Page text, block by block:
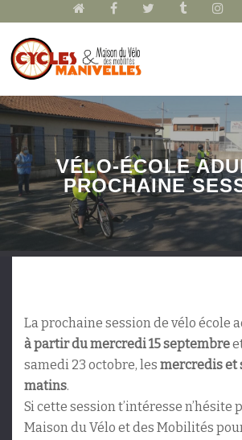
Aller
au
fa-
fa-
fa-
fa-
fa-
VÉLO-ÉCOLE
PROCHAINE
La prochaine session de vélo école
à partir du mercredi 15 septembre
samedi 23 octobre, les mercredis et
matins.
Si cette session t’intéresse n’hésite
Maison du Vélo et des Mobilités